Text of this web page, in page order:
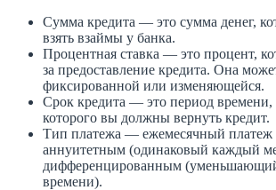
Сумма кредита — это сумма денег,
взять взаймы у банка.
Процентная ставка — это процент,
за предоставление кредита. Она
фиксированной или изменяющейся.
Срок кредита — это период времени,
которого вы должны вернуть кредит.
Тип платежа — ежемесячный платеж
аннуитетным (одинаковый каждый
дифференцированным
времени).